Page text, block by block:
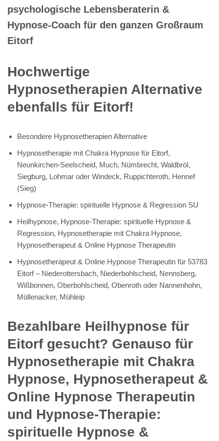
psychologische Lebensberaterin &
Hypnose-Coach für den ganzen Großraum
Eitorf
Hochwertige
Hypnosetherapien Alternative
ebenfalls für Eitorf!
Besondere Hypnosetherapien Alternative
Hypnosetherapie mit Chakra Hypnose für Eitorf,
Neunkirchen-Seelscheid, Much, Nümbrecht, Waldbröl,
Siegburg, Lohmar oder Windeck, Ruppichteroth, Hennef
(Sieg)
Hypnose-Therapie: spirituelle Hypnose & Regression SU
Heilhypnose, Hypnose-Therapie: spirituelle Hypnose &
Regression, Hypnosetherapie mit Chakra Hypnose,
Hypnosetherapeut & Online Hypnose Therapeutin
Hypnosetherapeut & Online Hypnose Therapeutin für 53783
Eitorf – Niederottersbach, Niederbohlscheid, Nennsberg,
Wißbonnen, Oberbohlscheid, Obenroth oder Nannenhohn,
Müllenacker, Mühleip
Bezahlbare Heilhypnose für
Eitorf gesucht? Genauso für
Hypnosetherapie mit Chakra
Hypnose, Hypnosetherapeut &
Online Hypnose Therapeutin
und Hypnose-Therapie:
spirituelle Hypnose &